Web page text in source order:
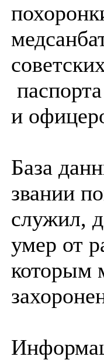
и
База
звании
служил,
умер от
которым